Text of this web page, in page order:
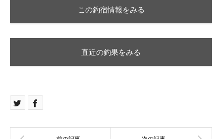
この釣宿情報をみる
直近の釣果をみる